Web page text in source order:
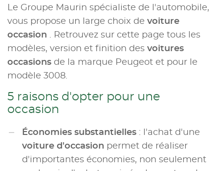
Le Groupe Maurin spécialiste de l'automobile,
vous propose un large choix de voiture
occasion . Retrouvez sur cette page tous les
modèles, version et finition des voitures
occasions de la marque Peugeot et pour le
modèle 3008.
5 raisons d'opter pour une
occasion
Économies substantielles : l'achat d'une
voiture d'occasion permet de réaliser
d'importantes économies, non seulement